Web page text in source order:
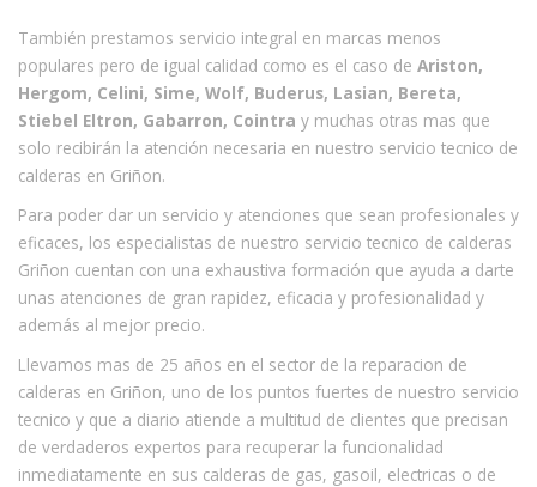
También prestamos servicio integral en marcas menos
populares pero de igual calidad como es el caso de Ariston,
Hergom, Celini, Sime, Wolf, Buderus, Lasian, Bereta,
Stiebel Eltron, Gabarron, Cointra y muchas otras mas que
solo recibirán la atención necesaria en nuestro servicio tecnico de
calderas en Griñon.
Para poder dar un servicio y atenciones que sean profesionales y
eficaces, los especialistas de nuestro servicio tecnico de calderas
Griñon cuentan con una exhaustiva formación que ayuda a darte
unas atenciones de gran rapidez, eficacia y profesionalidad y
además al mejor precio.
Llevamos mas de 25 años en el sector de la reparacion de
calderas en Griñon, uno de los puntos fuertes de nuestro servicio
tecnico y que a diario atiende a multitud de clientes que precisan
de verdaderos expertos para recuperar la funcionalidad
inmediatamente en sus calderas de gas, gasoil, electricas o de